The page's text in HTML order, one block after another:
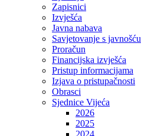
Zapisnici
Izvješća
Javna nabava
Savjetovanje s javnošću
Proračun
Financijska izvješća
Pristup informacijama
Izjava o pristupačnosti
Obrasci
Sjednice Vijeća
2026
2025
2024